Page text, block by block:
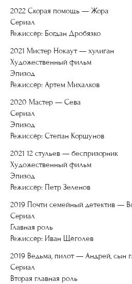
2022 Скорая помощь — Жора
Сериал
Режиссёр: Богдан Дробязко
2021 Мистер Нокаут — хулиган
Художественный фильм
Эпизод
Режиссёр: Артем Михалков
2020 Мастер — Сева
Сериал
Эпизод
Режиссёр: Степан Коршунов
2021 12 стульев — беспризорник
Художественный фильм
Эпизод
Режиссёр: Петр Зеленов
2019 Почти семейный детектив —
Сериал
Главная роль
Режиссёр: Иван Щёголев
2019 Ведьма, пилот — Андрей, сын
Сериал
Вторая главная роль